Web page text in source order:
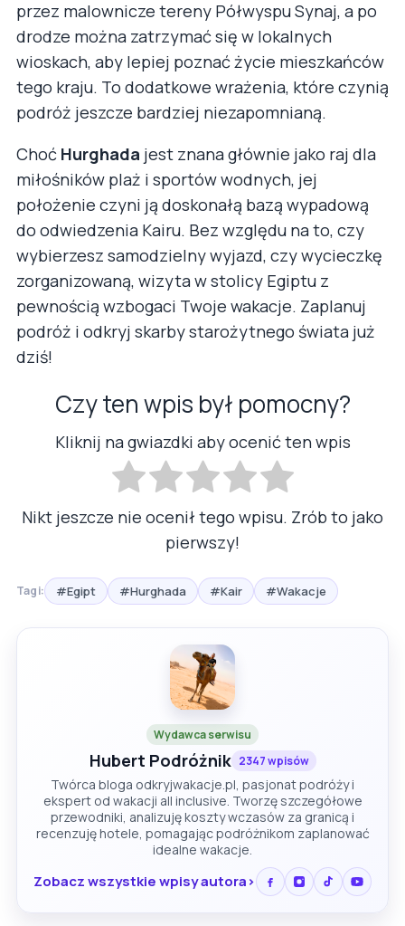
przez malownicze tereny Półwyspu Synaj, a po
drodze można zatrzymać się w lokalnych
wioskach, aby lepiej poznać życie mieszkańców
tego kraju. To dodatkowe wrażenia, które czynią
podróż jeszcze bardziej niezapomnianą.
Choć Hurghada jest znana głównie jako raj dla
miłośników plaż i sportów wodnych, jej
położenie czyni ją doskonałą bazą wypadową
do odwiedzenia Kairu. Bez względu na to, czy
wybierzesz samodzielny wyjazd, czy wycieczkę
zorganizowaną, wizyta w stolicy Egiptu z
pewnością wzbogaci Twoje wakacje. Zaplanuj
podróż i odkryj skarby starożytnego świata już
dziś!
Czy ten wpis był pomocny?
Kliknij na gwiazdki aby ocenić ten wpis
Nikt jeszcze nie ocenił tego wpisu. Zrób to jako
pierwszy!
Tagi: #Egipt #Hurghada #Kair #Wakacje
Wydawca serwisu
Hubert Podróżnik 2347 wpisów
Twórca bloga odkryjwakacje.pl, pasjonat podróży i
ekspert od wakacji all inclusive. Tworzę szczegółowe
przewodniki, analizuję koszty wczasów za granicą i
recenzuję hotele, pomagając podróżnikom zaplanować
idealne wakacje.
Zobacz wszystkie wpisy autora